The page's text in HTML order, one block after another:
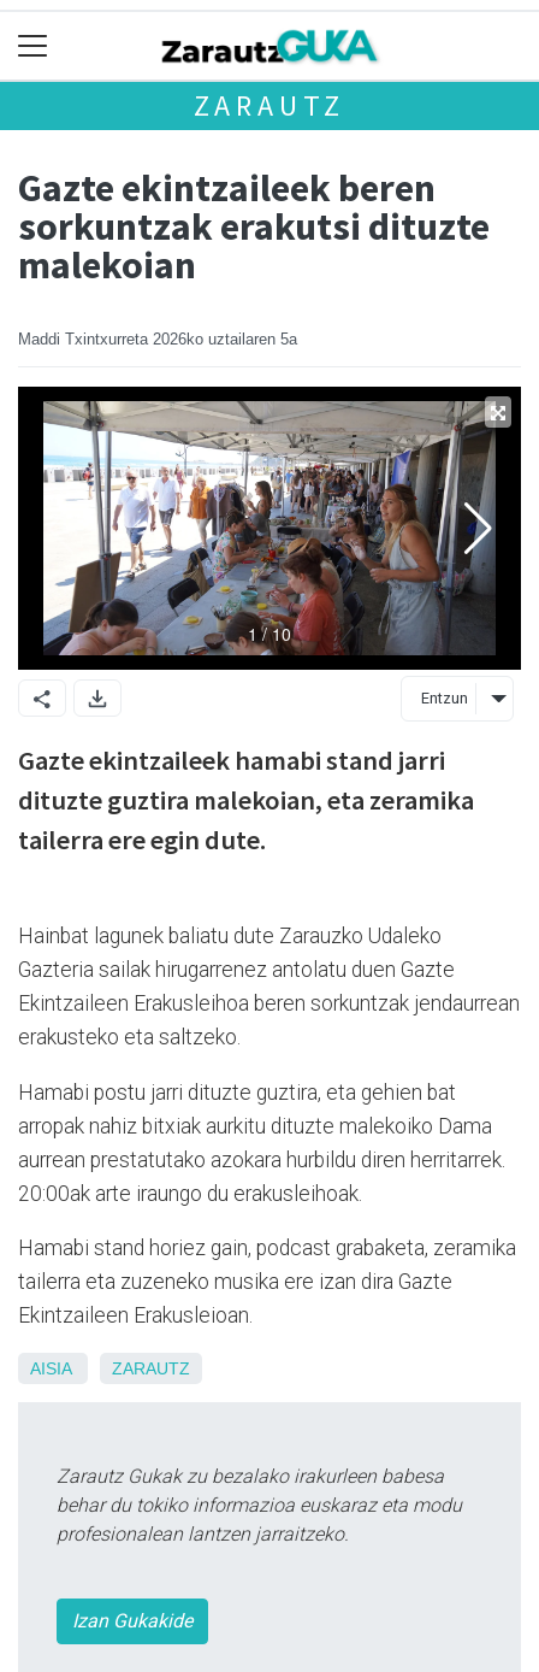
ZARAUTZ
Gazte ekintzaileek beren
sorkuntzak erakutsi dituzte
malekoian
Maddi Txintxurreta 2026ko uztailaren 5a
Entzun
Gazte ekintzaileek hamabi stand jarri
dituzte guztira malekoian, eta zeramika
tailerra ere egin dute.
Hainbat lagunek baliatu dute Zarauzko Udaleko
Gazteria sailak hirugarrenez antolatu duen Gazte
Ekintzaileen Erakusleihoa beren sorkuntzak jendaurrean
erakusteko eta saltzeko.
Hamabi postu jarri dituzte guztira, eta gehien bat
arropak nahiz bitxiak aurkitu dituzte malekoiko Dama
aurrean prestatutako azokara hurbildu diren herritarrek.
20:00ak arte iraungo du erakusleihoak.
Hamabi stand horiez gain, podcast grabaketa, zeramika
tailerra eta zuzeneko musika ere izan dira Gazte
Ekintzaileen Erakusleioan.
AISIA ZARAUTZ
Zarautz Gukak zu bezalako irakurleen babesa
behar du tokiko informazioa euskaraz eta modu
profesionalean lantzen jarraitzeko.
Izan Gukakide